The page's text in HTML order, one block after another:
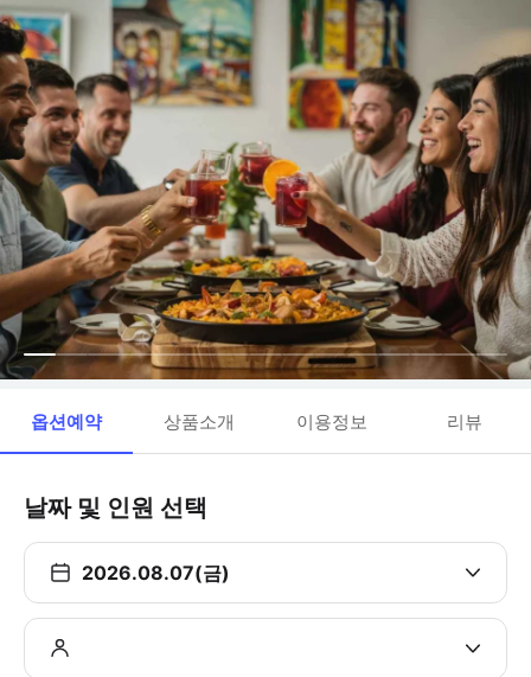
옵션예약 상품소개 이용정보 리뷰
날짜 및 인원 선택
2026.08.07(금)